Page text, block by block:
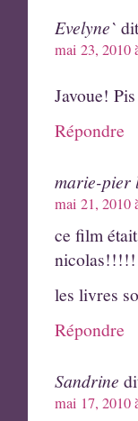
Evelyne`
mai 23, 2010
Javoue!
Répondre
marie-pier
mai 21, 2010
ce film
les livres
Répondre
Sandrine
mai 17, 2010